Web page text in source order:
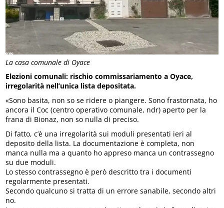
La casa comunale di Oyace
Elezioni comunali: rischio commissariamento a Oyace,
irregolarità nell’unica lista depositata.
«Sono basita, non so se ridere o piangere. Sono frastornata, ho
ancora il Coc (centro operativo comunale, ndr) aperto per la
frana di Bionaz, non so nulla di preciso.
Di fatto, c’è una irregolarità sui moduli presentati ieri al
deposito della lista. La documentazione è completa, non
manca nulla ma a quanto ho appreso manca un contrassegno
su due moduli.
Lo stesso contrassegno è però descritto tra i documenti
regolarmente presentati.
Secondo qualcuno si tratta di un errore sanabile, secondo altri
no.